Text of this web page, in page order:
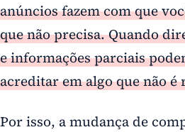
anúncios fazem com que
que não precisa. Quando
e informações parciais
acreditar em algo que não é
Por isso, a mudança de